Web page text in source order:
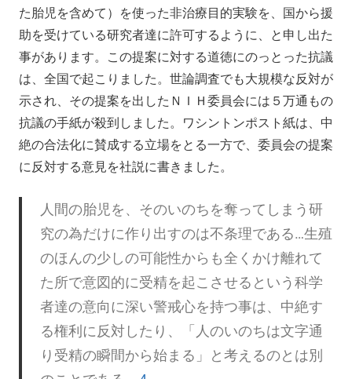
た胎児を含めて）を使った非治療目的実験を、国から援
助を受けている研究者達に許可するように、と申し出た
事があります。この提案に対する道徳にのっとった抗議
は、全国で起こりました。世論調査でも大規模な反対が
示され、その提案を出したＮＩＨ委員会には５万通もの
抗議の手紙が殺到しました。ワシントンポスト紙は、中
絶の合法化に賛成する立場をとる一方で、委員会の提案
に反対する意見を社説に書きました。
人間の胎児を、そのいのちを奪ってしまう研
究の為だけに作り出すのは不条理である…生殖
のほんの少しの可能性からも全くかけ離れて
た所で意図的に受精を起こさせるという科学
者達の意向に深い警戒心を持つ事は、中絶す
る権利に反対したり、「人のいのちは文字通
り受精の瞬間から始まる」と考えるのとは別